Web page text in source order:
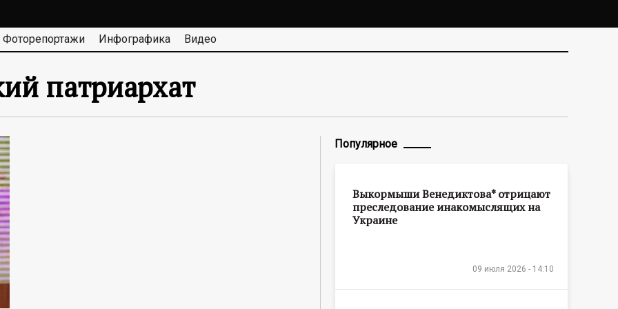
Фоторепортажи Инфографика Видео
патриархат
Популярное
Выкормыши Венедиктова* отрицают
преследование инакомыслящих на
Украине
09 июля 2026 - 14:10